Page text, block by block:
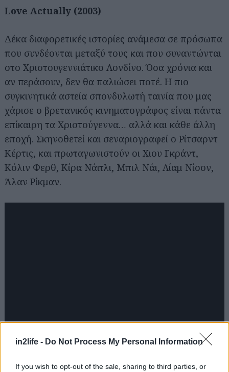
in2life - Do Not Process My Personal Information
If you wish to opt-out of the sale, sharing to third parties, or
Love Actually (2003)
Δέκα διαφορετικές ιστορίες ανάμεσα σε πρόσωπα
που συνδέονται μεταξύ τους και που συναντώνται
στο Χριστουγεννιάτικο Λονδίνο. Όσα χρόνια και
αν περάσουν, δεν θα παλιώσει ποτέ. Η πιο
συγκινητικά αστεία σπονδυλωτή ταινία που μας
χάρισε ο βρετανικός κινηματογράφος είναι πάντα
επίκαιρη τα Χριστούγεννα… αλλά και κάθε άλλη
εποχή. Σκηνοθετεί και σεναριογραφεί ο Ρίτσαρντ
Κέρτις, και πρωταγωνιστούν οι Χιου Γκράντ,
Κόλιν Φερθ, Κίρα Νάιτλι, Μπιλ Νάι, Λίαμ Νίσον,
Άλαν Ρίκμαν.
Αναζήτηση
για...